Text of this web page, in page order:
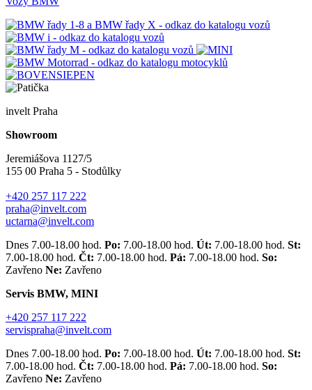
invelt Praha
Showroom
Jeremiášova 1127/5
155 00 Praha 5 - Stodůlky
+420 257 117 222
praha@invelt.com
uctarna@invelt.com
Dnes 7.00-18.00 hod. Po: 7.00-18.00 hod. Út: 7.00-18.00 hod. St:
7.00-18.00 hod. Čt: 7.00-18.00 hod. Pá: 7.00-18.00 hod. So:
Zavřeno Ne: Zavřeno
Servis BMW, MINI
+420 257 117 222
servispraha@invelt.com
Dnes 7.00-18.00 hod. Po: 7.00-18.00 hod. Út: 7.00-18.00 hod. St:
7.00-18.00 hod. Čt: 7.00-18.00 hod. Pá: 7.00-18.00 hod. So:
Zavřeno Ne: Zavřeno